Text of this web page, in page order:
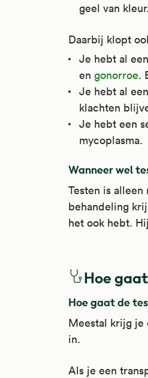
geel van kleur.
Daarbij klopt
Je hebt al
en gonorroe.
Je hebt al
klachten
Je hebt een
mycoplasma.
Wanneer wel
Testen is
behandeling
het ook hebt.
Hoe
Hoe gaat de
Meestal krijg je
in.
Als je een